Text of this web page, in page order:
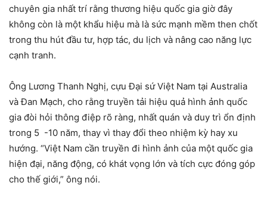
chuyên gia nhất trí rằng thương hiệu quốc gia giờ đây
không còn là một khẩu hiệu mà là sức mạnh mềm then chốt
trong thu hút đầu tư, hợp tác, du lịch và nâng cao năng lực
cạnh tranh.
Ông Lương Thanh Nghị, cựu Đại sứ Việt Nam tại Australia
và Đan Mạch, cho rằng truyền tải hiệu quả hình ảnh quốc
gia đòi hỏi thông điệp rõ ràng, nhất quán và duy trì ổn định
trong 5 -10 năm, thay vì thay đổi theo nhiệm kỳ hay xu
hướng. “Việt Nam cần truyền đi hình ảnh của một quốc gia
hiện đại, năng động, có khát vọng lớn và tích cực đóng góp
cho thế giới,” ông nói.